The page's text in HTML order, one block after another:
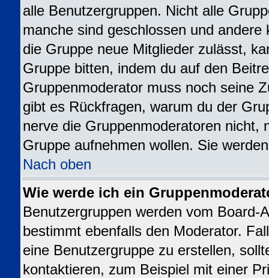
alle Benutzergruppen. Nicht alle
manche sind geschlossen und
die Gruppe neue Mitglieder zulässt,
Gruppe bitten, indem du auf den
Gruppenmoderator muss noch seine
gibt es Rückfragen, warum du der
nerve die Gruppenmoderatoren nicht,
Gruppe aufnehmen wollen. Sie
Nach oben
Wie werde ich ein
Benutzergruppen werden vom Board-
bestimmt ebenfalls den Moderator.
eine Benutzergruppe zu erstellen,
kontaktieren, zum Beispiel mit einer